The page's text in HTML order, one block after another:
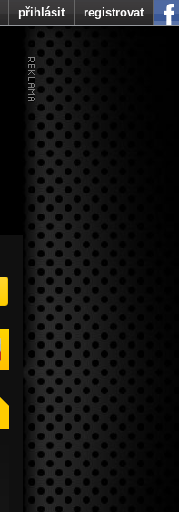
přihlásit registrovat